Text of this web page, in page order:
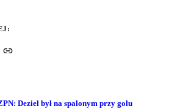
Deziel był na spalonym przy golu